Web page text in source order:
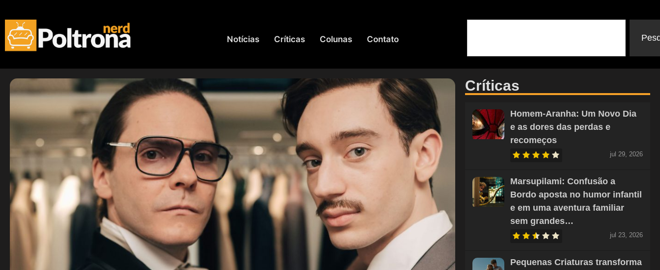
Notícias Críticas Colunas Contato
Críticas
Homem-Aranha: Um Novo Dia
e as dores das perdas e
recomeços
jul 29, 2026
Marsupilami: Confusão a
Bordo aposta no humor infantil
e em uma aventura familiar
sem grandes…
jul 23, 2026
Pequenas Criaturas transforma